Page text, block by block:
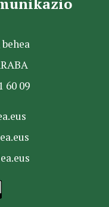
60 09